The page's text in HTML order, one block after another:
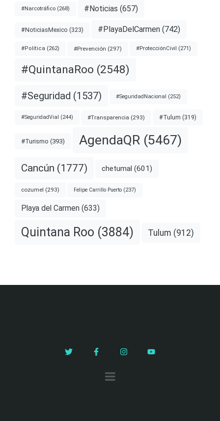
#Narcotráfico (268) #Noticias (657)
#NoticiasMexico (323) #PlayaDelCarmen (742)
#Política (262) #Prevención (297) #ProtecciónCivil (271)
#QuintanaRoo (2548)
#Seguridad (1537) #SeguridadNacional (252)
#SeguridadVial (244) #Transparencia (293) #Tulum (319)
#Turismo (393) AgendaQR (5467)
Cancún (1777) chetumal (601)
cozumel (293) Felipe Carrillo Puerto (237)
Playa del Carmen (633)
Quintana Roo (3884) Tulum (912)